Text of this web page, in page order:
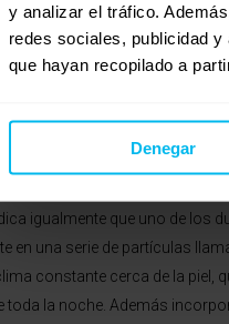
y analizar el tráfico.
redes sociales, publicidad
que hayan recopilado a
Denegar
a los dos modelos de La
a incorporar 12 cm y 8 cm
firmeza gracias a su
de un modelo u otro
En el caso del
igualmente que uno de los
en una serie de partículas
constante cerca de la piel,
toda la noche. Además